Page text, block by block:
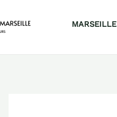
MARSEILLE